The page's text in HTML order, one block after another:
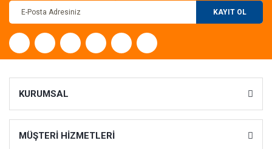
KAYIT OL
KURUMSAL
MÜŞTERİ HİZMETLERİ